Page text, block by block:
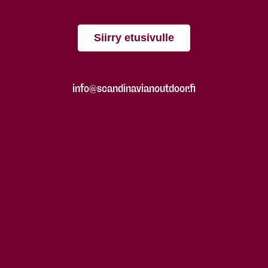
Siirry etusivulle
info@scandinavianoutdoor.fi